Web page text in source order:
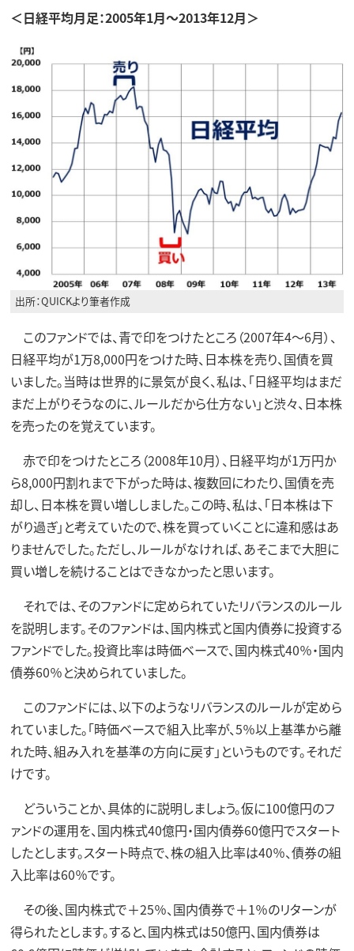
＜日経平均月足：2005年1月～2013年12月＞
出所：QUICKより筆者作成
このファンドでは、青で印をつけたところ（2007年4～6月）、
日経平均が1万8,000円をつけた時、日本株を売り、国債を買
いました。当時は世界的に景気が良く、私は、「日経平均はまだ
まだ上がりそうなのに、ルールだから仕方ない」と渋々、日本株
を売ったのを覚えています。
赤で印をつけたところ（2008年10月）、日経平均が1万円か
ら8,000円割れまで下がった時は、複数回にわたり、国債を売
却し、日本株を買い増ししました。この時、私は、「日本株は下
がり過ぎ」と考えていたので、株を買っていくことに違和感はあ
りませんでした。ただし、ルールがなければ、あそこまで大胆に
買い増しを続けることはできなかったと思います。
それでは、そのファンドに定められていたリバランスのルール
を説明します。そのファンドは、国内株式と国内債券に投資する
ファンドでした。投資比率は時価ベースで、国内株式40％・国内
債券60％と決められていました。
このファンドには、以下のようなリバランスのルールが定めら
れていました。「時価ベースで組入比率が、5％以上基準から離
れた時、組み入れを基準の方向に戻す」というものです。それだ
けです。
どういうことか、具体的に説明しましょう。仮に100億円のフ
ァンドの運用を、国内株式40億円・国内債券60億円でスタート
したとします。スタート時点で、株の組入比率は40％、債券の組
入比率は60％です。
その後、国内株式で＋25％、国内債券で＋1％のリターンが
得られたとします。すると、国内株式は50億円、国内債券は